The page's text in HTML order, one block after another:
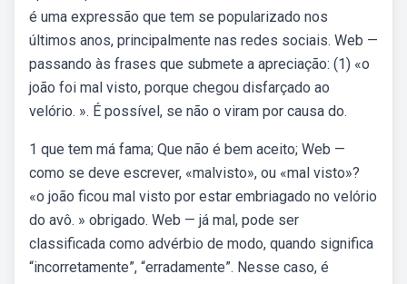
é uma expressão que tem se popularizado nos
últimos anos, principalmente nas redes sociais. Web —
passando às frases que submete a apreciação: (1) «o
joão foi mal visto, porque chegou disfarçado ao
velório. ». É possível, se não o viram por causa do.
1 que tem má fama; Que não é bem aceito; Web —
como se deve escrever, «malvisto», ou «mal visto»?
«o joão ficou mal visto por estar embriagado no velório
do avô. » obrigado. Web — já mal, pode ser
classificada como advérbio de modo, quando significa
“incorretamente”, “erradamente”. Nesse caso, é